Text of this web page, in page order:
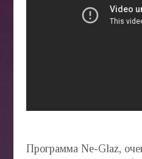
Программа Ne-Glaz,